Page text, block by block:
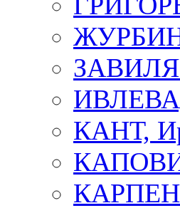
ИВЛЕВА,
КАНТ,